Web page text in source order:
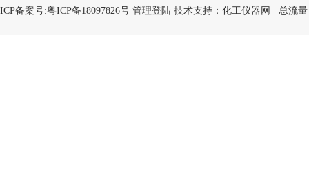
ICP备案号:粤ICP备18097826号 管理登陆 技术支持： 化工仪器网 总流量